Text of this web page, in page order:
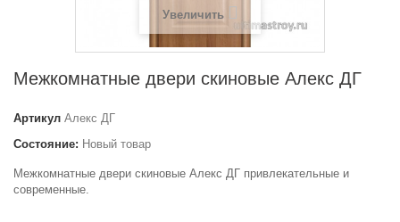
Увеличить
Межкомнатные двери скиновые Алекс ДГ
Артикул Алекс ДГ
Состояние: Новый товар
Межкомнатные двери скиновые Алекс ДГ привлекательные и
современные.